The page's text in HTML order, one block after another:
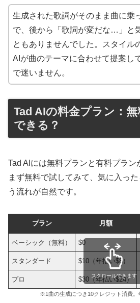
生成された歌詞がそのまま曲に乗
で、後から「歌詞が変だな…」と
ともありませんでした。スタイル
AIが曲のテーマに合わせて提案し
で迷いません。
Tad AIの料金プラン：
できる？
Tad AIには無料プランと有料プラン
まず無料で試してみて、気に入っ
う流れが自然です。
プラン 月額
ベーシック（無料） $0
スタンダード $10（年払い$8）
プロ $30（年払い$24）
スクロールできます
※1曲の生成につき10クレジット消費。